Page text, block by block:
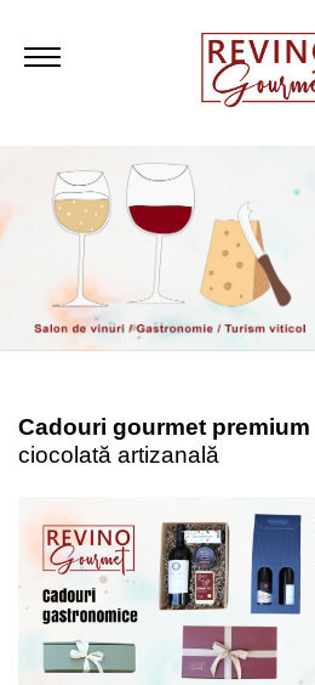
Cadouri gourmet premium
ciocolată artizanală